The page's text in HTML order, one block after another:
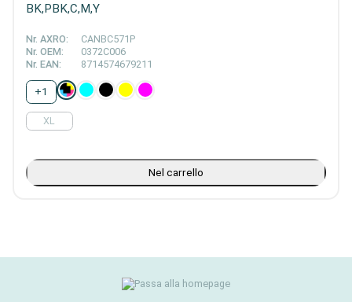
BK,PBK,C,M,Y
Nr. AXRO:
CANBC571P
Nr. OEM:
0372C006
Nr. EAN:
8714574679211
+1
XL
Nel carrello